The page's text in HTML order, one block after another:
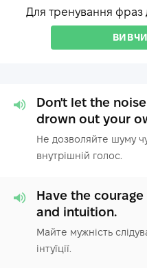
Для тренування фраз
Don't let the
drown out your
Не дозволяйте шуму
внутрішній голос.
Have the
and intuition.
Майте мужність
інтуїції.